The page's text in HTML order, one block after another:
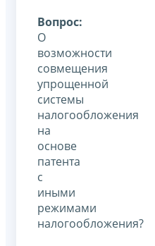
Вопрос:
О
возможности
совмещения
упрощенной
системы
налогообложения
на
основе
патента
с
иными
режимами
налогообложения?